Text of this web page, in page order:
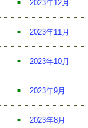
2023年12月
2023年11月
2023年10月
2023年9月
2023年8月